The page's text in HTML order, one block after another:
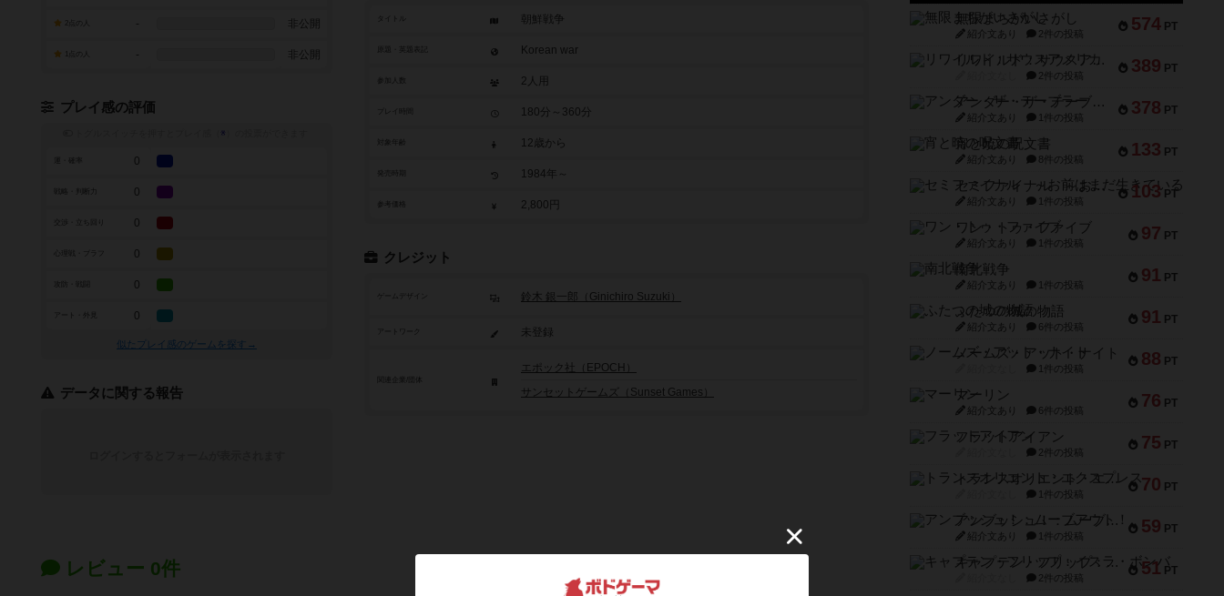
タイトル 朝鮮戦争
Korean war
参加人数 2人用
180分～360分
12歳から
1984年～
参考価格 2,800円
クレジット
ゲームデザイン 鈴木 銀一郎（Ginichiro Suzuki）
アートワーク 未登録
エポック社（EPOCH）
サンセットゲームズ（Sunset Games）
- 非公開
- 非公開
プレイ感の評価
※
0
戦略・判断力 0
0
0
0
アート・外見 0
似たプレイ感のゲームを探す→
データに関する報告
レビュー 0件
574 PT
無限まちがいさがし
紹介文あり 2件の投稿
389 PT
リワイルド：サウスアメリカ
2件の投稿
378 PT
アンダー・ザ・テーブラー
紹介文あり 1件の投稿
133 PT
宵と暁の呪文書
紹介文あり 8件の投稿
103 PT
セミファイナル ～お前はまだ生きている～
紹介文あり 1件の投稿
97 PT
ワン・トゥ・ファイブ
紹介文あり 1件の投稿
91 PT
南北戦争
紹介文あり 1件の投稿
91 PT
ふたつの城の物語
紹介文あり 6件の投稿
88 PT
ノームズ・アット・ナイト
1件の投稿
76 PT
マーリン
紹介文あり 6件の投稿
75 PT
フラットアイアン
2件の投稿
70 PT
トランスオリエント・エクスプレス
1件の投稿
59 PT
アンブッシュ！：ムーブアウト！
紹介文あり 1件の投稿
51 PT
キャプテン・フリップ：イスラ・ボンバ
2件の投稿